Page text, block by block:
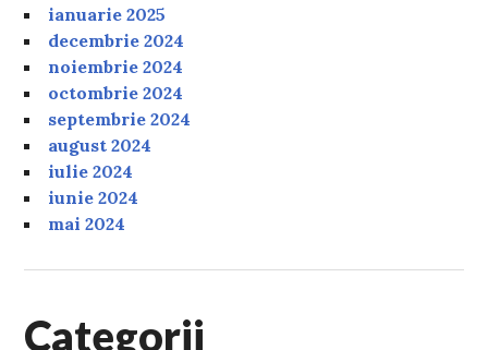
ianuarie 2025
decembrie 2024
noiembrie 2024
octombrie 2024
septembrie 2024
august 2024
iulie 2024
iunie 2024
mai 2024
Categorii